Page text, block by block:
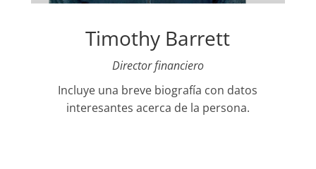
Timothy Barrett
Director financiero
Incluye una breve biografía con datos
interesantes acerca de la persona.